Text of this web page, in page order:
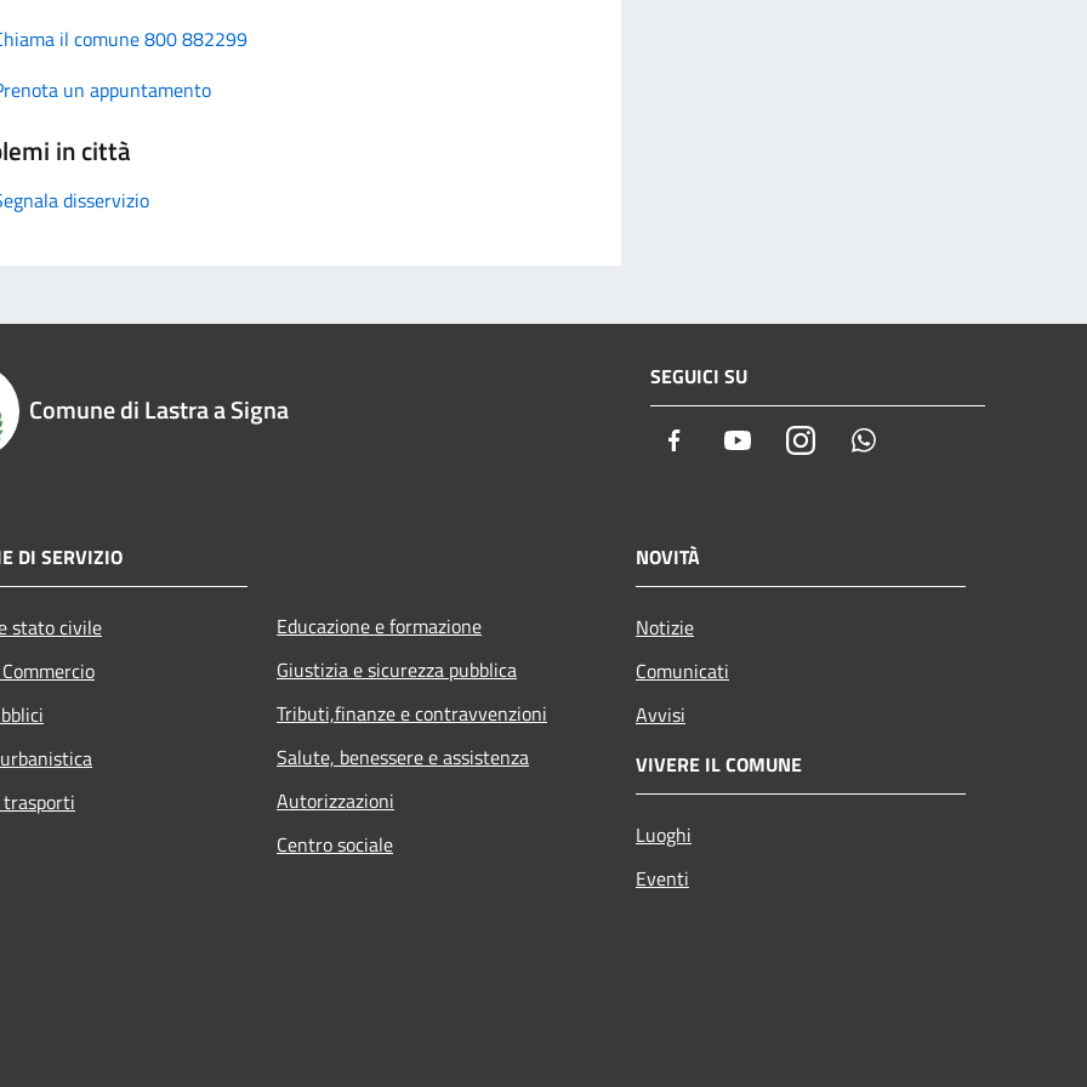
il comune 800 882299
un appuntamento
in città
disservizio
Comune di Lastra a Signa
SEGUICI SU
Facebook YoutubeInstagram
DI SERVIZIO
stato civile
Educazione e formazione
Giustizia e sicurezza pubblica
Tributi,finanze e contravvenzioni
Salute, benessere e assistenza
Autorizzazioni
Centro sociale
NOVITÀ
Notizie
Comunicati
Avvisi
VIVERE IL COMUNE
Luoghi
Eventi